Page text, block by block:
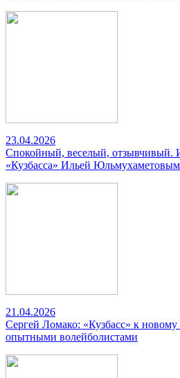
23.04.2026
Спокойный, веселый,
«Кузбасса» Ильей Юльмухаметовым
21.04.2026
Сергей Ломако: «Кузбасс» к новому
опытными волейболистами